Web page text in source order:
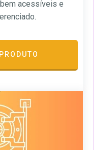
acessíveis e